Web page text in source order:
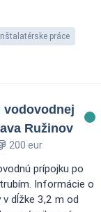
práce
vodovodnej
Ružinov
200 eur
prípojku po
Informácie o
dĺžke 3,2 m od